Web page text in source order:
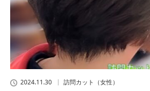
2024.11.30 訪問カット（女性）